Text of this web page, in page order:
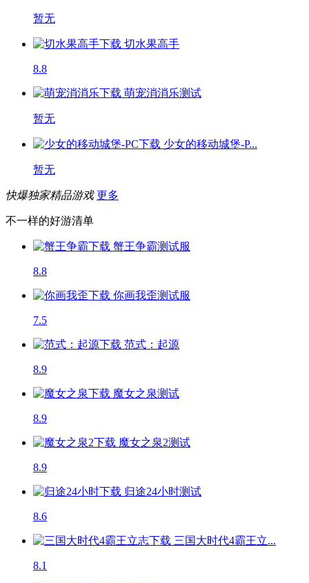
暂无
切水果高手
8.8
萌宠消消乐测试
暂无
少女的移动城堡-P...
暂无
快爆独家精品游戏 更多
不一样的好游清单
蟹王争霸测试服
8.8
你画我歪测试服
7.5
范式：起源
8.9
魔女之泉测试
8.9
魔女之泉2测试
8.9
归途24小时测试
8.6
三国大时代4霸王立...
8.1